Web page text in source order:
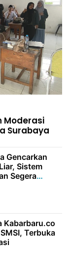
Moderasi
Surabaya
Gencarkan
Sistem
Segera
Kabarbaru.co
Terbuka